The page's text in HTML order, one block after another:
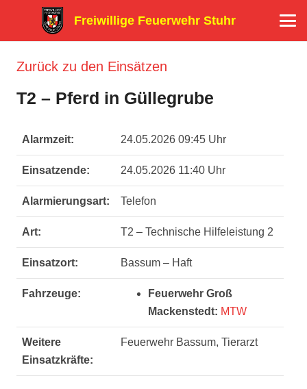
Freiwillige Feuerwehr Stuhr
Zurück zu den Einsätzen
T2 – Pferd in Güllegrube
Alarmzeit: 24.05.2026 09:45 Uhr
Einsatzende: 24.05.2026 11:40 Uhr
Alarmierungsart: Telefon
Art: T2 – Technische Hilfeleistung 2
Einsatzort: Bassum – Haft
Fahrzeuge:
Feuerwehr Groß
Mackenstedt: MTW
Weitere
Einsatzkräfte:
Feuerwehr Bassum, Tierarzt